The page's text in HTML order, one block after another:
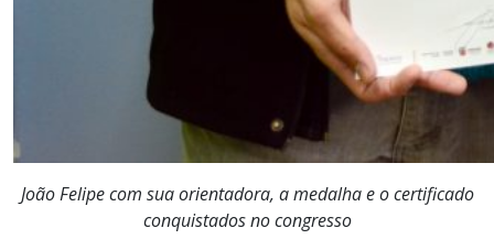
João Felipe com sua orientadora, a medalha e o certificado
conquistados no congresso